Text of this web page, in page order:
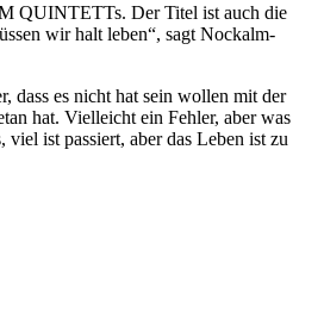
QUINTETTs. Der Titel ist auch die
wir halt leben“, sagt Nockalm-
dass es nicht hat sein wollen mit der
hat. Vielleicht ein Fehler, aber was
viel ist passiert, aber das Leben ist zu